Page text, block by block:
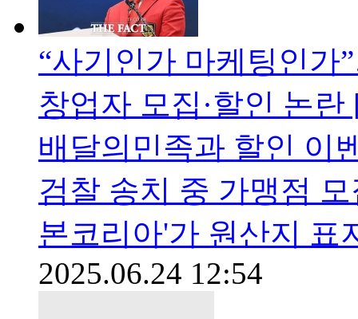
“사기인가 마케팅인
창업자 모집·할인 논
배달의민족과 할인 이
검찰 송치 중 가맹점
본코리아'가 원산지 표
2025.06.24 12:54